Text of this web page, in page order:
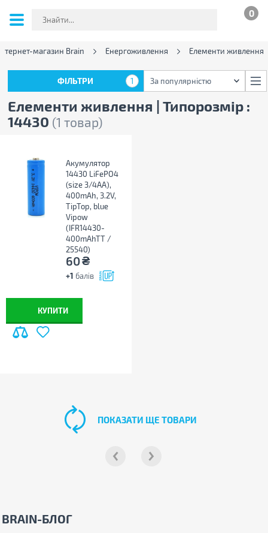
0
магазин Brain Енергоживлення Елементи живлення
Елементи живлення | Типорозмір :
14430 (1 товар)
ФІЛЬТРИ 1 За популярністю
Акумулятор
14430 LiFePO4
(size 3/4AA),
400mAh, 3.2V,
TipTop, blue
Vipow
(IFR14430-
400mAhTT /
25540)
60₴
+1 балів
КУПИТИ
ПОКАЗАТИ ЩЕ ТОВАРИ
BRAIN-БЛОГ
ФІЛЬТРИ 1 За популярністю